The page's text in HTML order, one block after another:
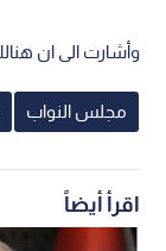
وأشارت الى ان
مجلس النواب
اقرأ أيضاً